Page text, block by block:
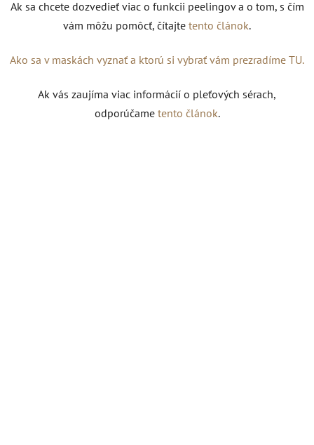
Ak sa chcete dozvedieť viac o funkcii peelingov a o tom, s čím
vám môžu pomôcť, čítajte tento článok.
Ako sa v maskách vyznať a ktorú si vybrať vám prezradíme TU.
Ak vás zaujíma viac informácií o pleťových sérach,
odporúčame tento článok.